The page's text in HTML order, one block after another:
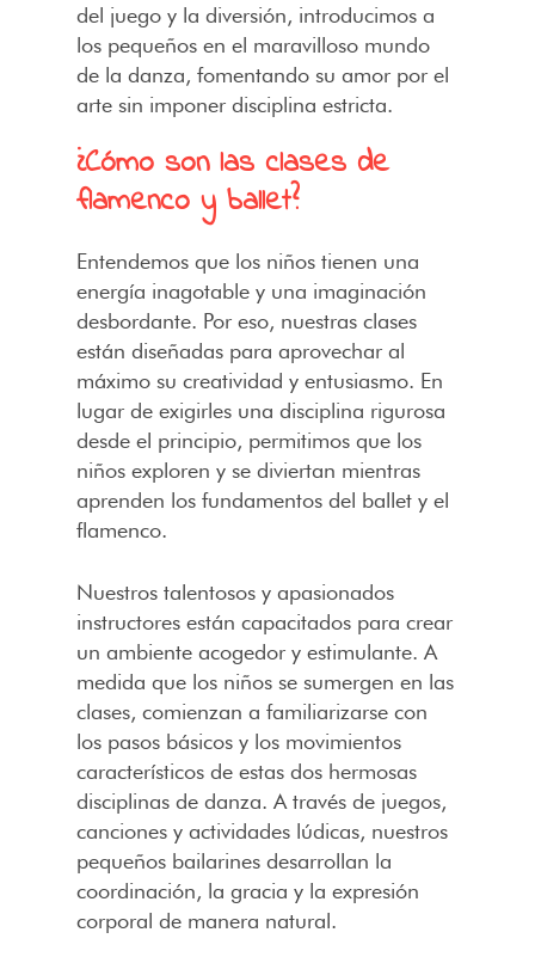
del juego y la diversión, introducimos a
los pequeños en el maravilloso mundo
de la danza, fomentando su amor por el
arte sin imponer disciplina estricta.
¿Cómo son las clases de
flamenco y ballet?
Entendemos que los niños tienen una
energía inagotable y una imaginación
desbordante. Por eso, nuestras clases
están diseñadas para aprovechar al
máximo su creatividad y entusiasmo. En
lugar de exigirles una disciplina rigurosa
desde el principio, permitimos que los
niños exploren y se diviertan mientras
aprenden los fundamentos del ballet y el
flamenco.
Nuestros talentosos y apasionados
instructores están capacitados para crear
un ambiente acogedor y estimulante. A
medida que los niños se sumergen en las
clases, comienzan a familiarizarse con
los pasos básicos y los movimientos
característicos de estas dos hermosas
disciplinas de danza. A través de juegos,
canciones y actividades lúdicas, nuestros
pequeños bailarines desarrollan la
coordinación, la gracia y la expresión
corporal de manera natural.